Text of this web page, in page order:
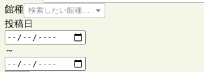
館種 検索したい館種を選択してください
投稿日
～